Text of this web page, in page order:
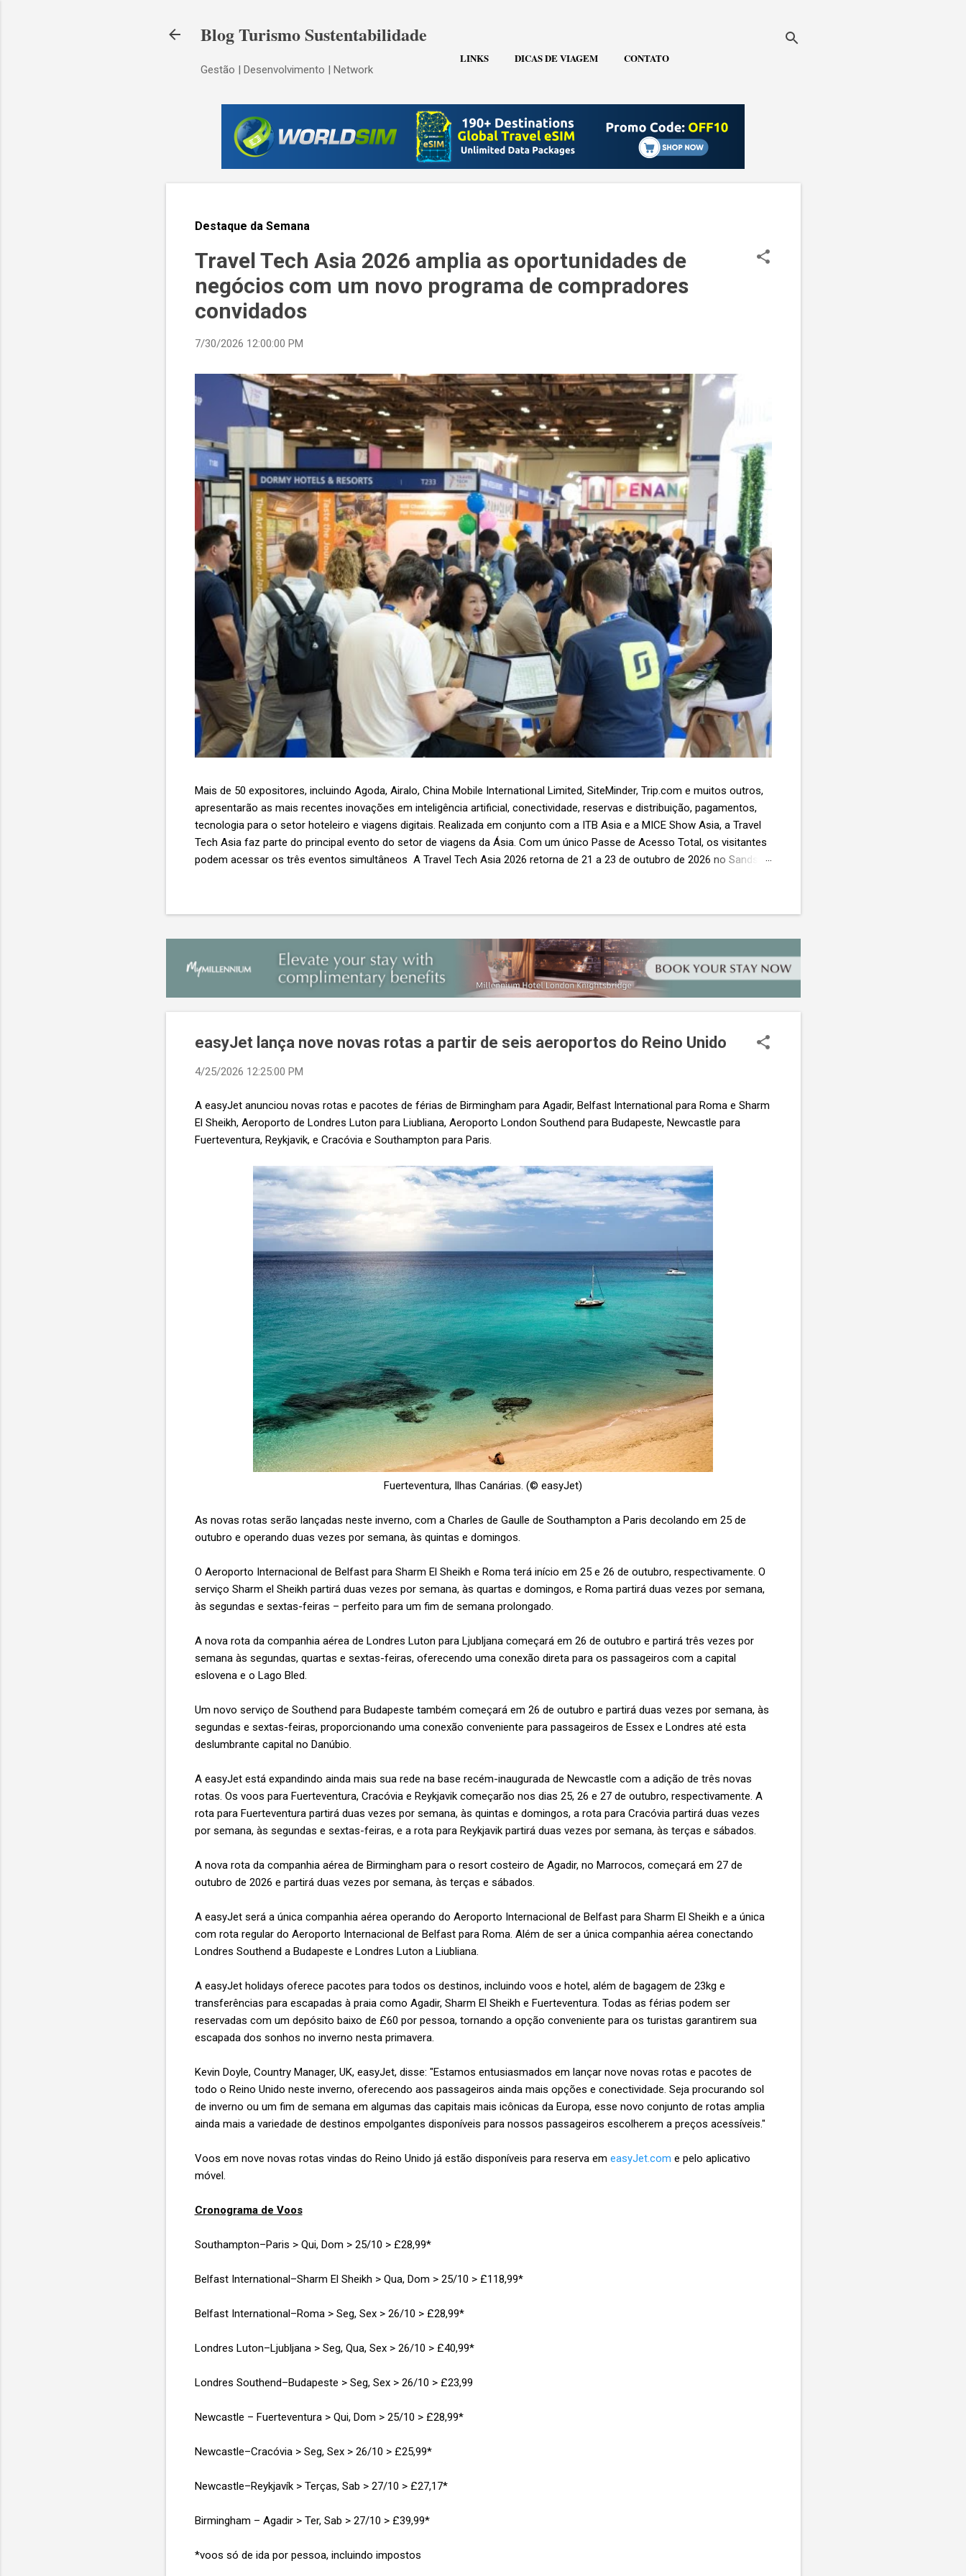
Blog Turismo Sustentabilidade
Gestão | Desenvolvimento | Network
LINKS DICAS DE VIAGEM CONTATO
Destaque da Semana
Travel Tech Asia 2026 amplia as oportunidades de
negócios com um novo programa de compradores
convidados
7/30/2026 12:00:00 PM
Mais de 50 expositores, incluindo Agoda, Airalo, China Mobile International Limited, SiteMinder, Trip.com e muitos outros,
apresentarão as mais recentes inovações em inteligência artificial, conectividade, reservas e distribuição, pagamentos,
tecnologia para o setor hoteleiro e viagens digitais. Realizada em conjunto com a ITB Asia e a MICE Show Asia, a Travel
Tech Asia faz parte do principal evento do setor de viagens da Ásia. Com um único Passe de Acesso Total, os visitantes
podem acessar os três eventos simultâneos A Travel Tech Asia 2026 retorna de 21 a 23 de outubro de 2026 no Sands
de importantes nomes do setor e debates sobre as principais tendências que impulsionam a próxima geração da
easyJet lança nove novas rotas a partir de seis aeroportos do Reino Unido
4/25/2026 12:25:00 PM
A easyJet anunciou novas rotas e pacotes de férias de Birmingham para Agadir, Belfast International para Roma e Sharm
El Sheikh, Aeroporto de Londres Luton para Liubliana, Aeroporto London Southend para Budapeste, Newcastle para
Fuerteventura, Reykjavik, e Cracóvia e Southampton para Paris.
Fuerteventura, Ilhas Canárias. (© easyJet)
As novas rotas serão lançadas neste inverno, com a Charles de Gaulle de Southampton a Paris decolando em 25 de
outubro e operando duas vezes por semana, às quintas e domingos.
O Aeroporto Internacional de Belfast para Sharm El Sheikh e Roma terá início em 25 e 26 de outubro, respectivamente. O
serviço Sharm el Sheikh partirá duas vezes por semana, às quartas e domingos, e Roma partirá duas vezes por semana,
às segundas e sextas-feiras – perfeito para um fim de semana prolongado.
A nova rota da companhia aérea de Londres Luton para Ljubljana começará em 26 de outubro e partirá três vezes por
semana às segundas, quartas e sextas-feiras, oferecendo uma conexão direta para os passageiros com a capital
eslovena e o Lago Bled.
Um novo serviço de Southend para Budapeste também começará em 26 de outubro e partirá duas vezes por semana, às
segundas e sextas-feiras, proporcionando uma conexão conveniente para passageiros de Essex e Londres até esta
deslumbrante capital no Danúbio.
A easyJet está expandindo ainda mais sua rede na base recém-inaugurada de Newcastle com a adição de três novas
rotas. Os voos para Fuerteventura, Cracóvia e Reykjavik começarão nos dias 25, 26 e 27 de outubro, respectivamente. A
rota para Fuerteventura partirá duas vezes por semana, às quintas e domingos, a rota para Cracóvia partirá duas vezes
por semana, às segundas e sextas-feiras, e a rota para Reykjavik partirá duas vezes por semana, às terças e sábados.
A nova rota da companhia aérea de Birmingham para o resort costeiro de Agadir, no Marrocos, começará em 27 de
outubro de 2026 e partirá duas vezes por semana, às terças e sábados.
A easyJet será a única companhia aérea operando do Aeroporto Internacional de Belfast para Sharm El Sheikh e a única
com rota regular do Aeroporto Internacional de Belfast para Roma. Além de ser a única companhia aérea conectando
Londres Southend a Budapeste e Londres Luton a Liubliana.
A easyJet holidays oferece pacotes para todos os destinos, incluindo voos e hotel, além de bagagem de 23kg e
transferências para escapadas à praia como Agadir, Sharm El Sheikh e Fuerteventura. Todas as férias podem ser
reservadas com um depósito baixo de £60 por pessoa, tornando a opção conveniente para os turistas garantirem sua
escapada dos sonhos no inverno nesta primavera.
Kevin Doyle, Country Manager, UK, easyJet, disse: "Estamos entusiasmados em lançar nove novas rotas e pacotes de
todo o Reino Unido neste inverno, oferecendo aos passageiros ainda mais opções e conectividade. Seja procurando sol
de inverno ou um fim de semana em algumas das capitais mais icônicas da Europa, esse novo conjunto de rotas amplia
ainda mais a variedade de destinos empolgantes disponíveis para nossos passageiros escolherem a preços acessíveis."
Voos em nove novas rotas vindas do Reino Unido já estão disponíveis para reserva em easyJet.com e pelo aplicativo
móvel.
Cronograma de Voos
Southampton–Paris > Qui, Dom > 25/10 > £28,99*
Belfast International–Sharm El Sheikh > Qua, Dom > 25/10 > £118,99*
Belfast International–Roma > Seg, Sex > 26/10 > £28,99*
Londres Luton–Ljubljana > Seg, Qua, Sex > 26/10 > £40,99*
Londres Southend–Budapeste > Seg, Sex > 26/10 > £23,99
Newcastle – Fuerteventura > Qui, Dom > 25/10 > £28,99*
Newcastle–Cracóvia > Seg, Sex > 26/10 > £25,99*
Newcastle–Reykjavík > Terças, Sab > 27/10 > £27,17*
Birmingham – Agadir > Ter, Sab > 27/10 > £39,99*
*voos só de ida por pessoa, incluindo impostos